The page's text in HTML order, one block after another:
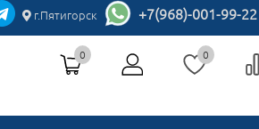
г.Пятигорск +7(968)-001-99-22
0 0